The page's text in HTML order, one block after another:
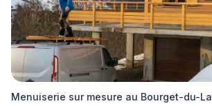
Menuiserie sur mesure au Bourget-du-